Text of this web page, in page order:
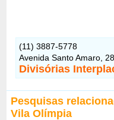
(11) 3887-5778
Avenida Santo Amaro,
Divisórias
Pesquisas
Vila Olímpia